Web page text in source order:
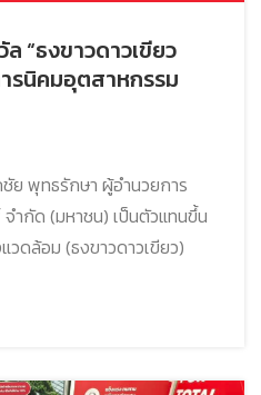
“ธงขาวดาวเขียว
รนิคมอุตสาหกรรม
ย พุทธรักษา ผู้อำนวยการ
ำกัด (มหาชน) เป็นตัวแทนขึ้น
วดล้อม (ธงขาวดาวเขียว)